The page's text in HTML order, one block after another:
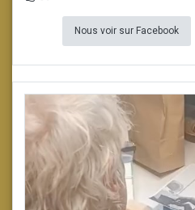
Nous voir sur Facebook